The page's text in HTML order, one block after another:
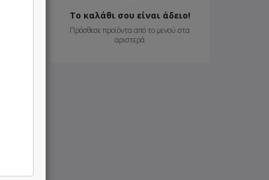
Το καλάθι σου είναι άδειο!
Πρόσθεσε προϊόντα από το μενού στα
αριστερά